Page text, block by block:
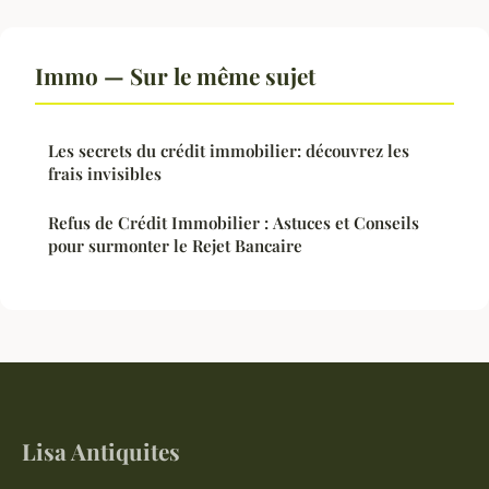
Immo — Sur le même sujet
Les secrets du crédit immobilier: découvrez les
frais invisibles
Refus de Crédit Immobilier : Astuces et Conseils
pour surmonter le Rejet Bancaire
Lisa Antiquites